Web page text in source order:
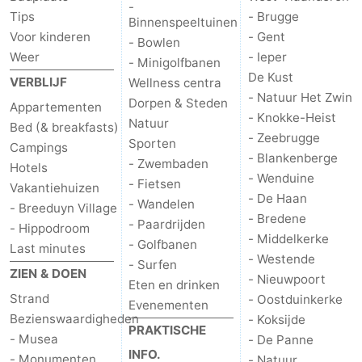
Tips
Voor kinderen
Weer
VERBLIJF
Appartementen
Bed (& breakfasts)
Campings
Hotels
Vakantiehuizen
- Breeduyn Village
- Hippodroom
Last minutes
ZIEN & DOEN
Strand
Bezienswaardigheden
- Musea
- Monumenten
-
Binnenspeeltuinen
- Bowlen
- Minigolfbanen
Wellness centra
Dorpen & Steden
Natuur
Sporten
- Zwembaden
- Fietsen
- Wandelen
- Paardrijden
- Golfbanen
- Surfen
Eten en drinken
Evenementen
PRAKTISCHE
INFO.
- Brugge
- Gent
- Ieper
De Kust
- Natuur Het Zwin
- Knokke-Heist
- Zeebrugge
- Blankenberge
- Wenduine
- De Haan
- Bredene
- Middelkerke
- Westende
- Nieuwpoort
- Oostduinkerke
- Koksijde
- De Panne